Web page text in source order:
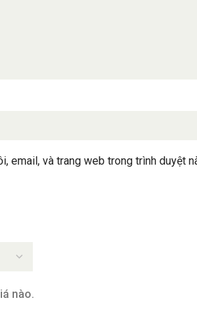
nào.
email, và trang web trong trình duyệt